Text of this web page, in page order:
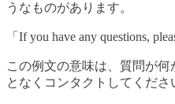
うなものがあります。
「If you have any questions,
この例文の意味は、質問が
となくコンタクトしてくださ